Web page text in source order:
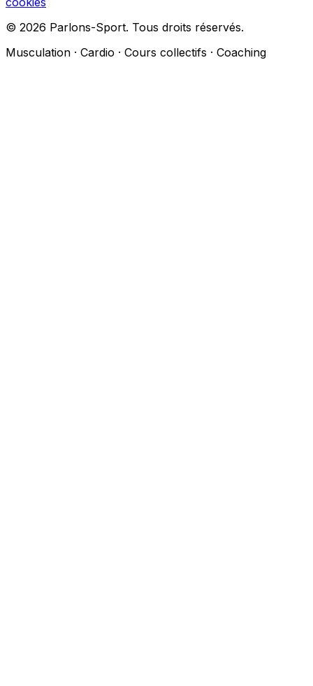
© 2026 Parlons-Sport. Tous droits réservés.
Musculation · Cardio · Cours collectifs · Coaching